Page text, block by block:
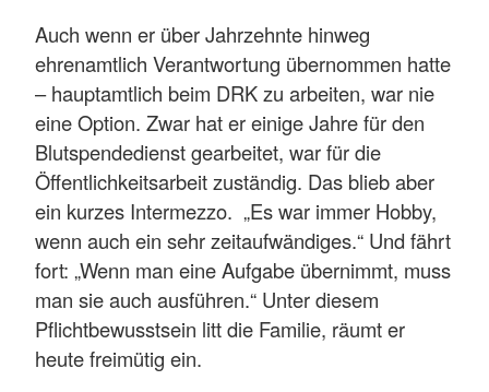
Auch wenn er über Jahrzehnte hinweg
ehrenamtlich Verantwortung übernommen hatte
– hauptamtlich beim DRK zu arbeiten, war nie
eine Option. Zwar hat er einige Jahre für den
Blutspendedienst gearbeitet, war für die
Öffentlichkeitsarbeit zuständig. Das blieb aber
ein kurzes Intermezzo. „Es war immer Hobby,
wenn auch ein sehr zeitaufwändiges.“ Und fährt
fort: „Wenn man eine Aufgabe übernimmt, muss
man sie auch ausführen.“ Unter diesem
Pflichtbewusstsein litt die Familie, räumt er
heute freimütig ein.